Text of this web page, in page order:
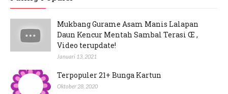
Mukbang Gurame Asam Manis Lalapan
Daun Kencur Mentah Sambal Terasi Œ ,
Video terupdate!
Januari 13, 2021
Terpopuler 21+ Bunga Kartun
Oktober 28, 2020